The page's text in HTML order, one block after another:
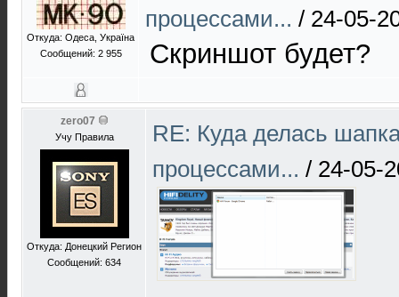
Откуда: Одеса, Україна
Сообщений: 2 955
процессами... / 24-05-
Скриншот будет?
zero07
Учу Правила
Откуда: Донецкий Регион
Сообщений: 634
RE: Куда делась
процессами... / 24-05-